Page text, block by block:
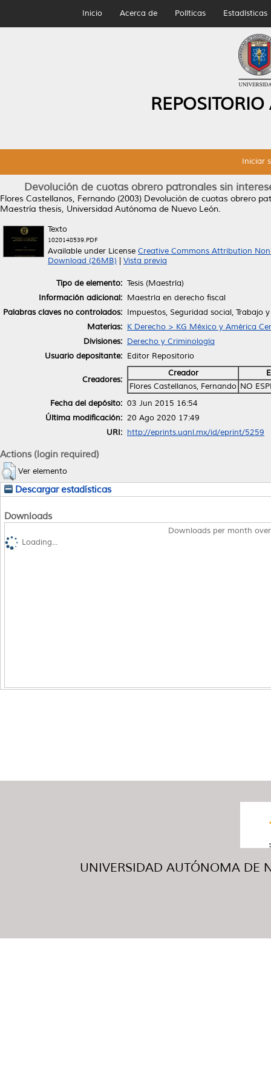
Inicio Acerca de Políticas Estadísticas
Iniciar
Devolución de cuotas obrero patronales sin
Flores Castellanos, Fernando (2003) Devolución de cuotas obrero
Maestría thesis, Universidad Autónoma de Nuevo León.
Texto
1020148539.PDF
Available under License Creative Commons Attribution
Download (26MB)
Vista previa
Tipo de elemento: Tesis (Maestría)
Información adicional: Maestría en derecho fiscal
Palabras claves no controlados: Impuestos, Seguridad social, Trabajo
Materias: K Derecho > KG México y América
Divisiones: Derecho y Criminología
Usuario depositante: Editor Repositorio
Creadores:
Creador
Flores Castellanos, Fernando NO
Fecha del depósito: 03 Jun 2015 16:54
Última modificación: 20 Ago 2020 17:49
URI: http://eprints.uanl.mx/id/eprint/5259
Actions (login required)
Ver elemento
Descargar estadísticas
Downloads
Downloads per month
Loading...
UNIVERSIDAD AUTÓNOMA DE